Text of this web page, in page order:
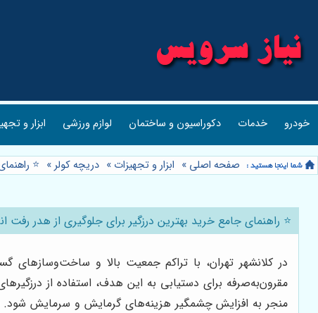
خودرو خدمات دکوراسیون و ساختمان لوازم ورزشی ابزار و
صفحه اصلی » ابزار و تجهیزات » دریچه کولر»
⭐️
⭐️ راهنمای جامع خرید بهترین درزگیر برای جلوگیری از هدر رفت
در کلانشهر تهران، با تراکم جمعیت بالا و ساخت‌وسازهای
مقرون‌به‌صرفه برای دستیابی به این هدف، استفاده از
منجر به افزایش چشمگیر هزینه‌های گرمایش و سرمایش شود.